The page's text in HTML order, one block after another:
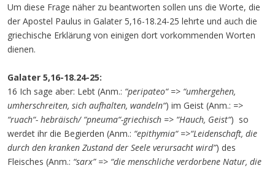
Um diese Frage näher zu beantworten sollen uns die Worte, die
der Apostel Paulus in Galater 5,16-18.24-25 lehrte und auch die
griechische Erklärung von einigen dort vorkommenden Worten
dienen.
Galater 5,16-18.24-25:
16 Ich sage aber: Lebt (Anm.: “peripateo“ => “umhergehen,
umherschreiten, sich aufhalten, wandeln“) im Geist (Anm.: =>
“ruach“- hebräisch/ “pneuma“-griechisch => “Hauch, Geist“) so
werdet ihr die Begierden (Anm.: “epithymia“ =>“Leidenschaft, die
durch den kranken Zustand der Seele verursacht wird”) des
Fleisches (Anm.: “sarx” => “die menschliche verdorbene Natur, die